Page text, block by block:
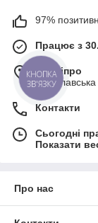
97%
Працює з
м. Дніпро
Контакти
Сьогодні
Показати
Про нас
КНОПКА
ЗВ'ЯЗКУ